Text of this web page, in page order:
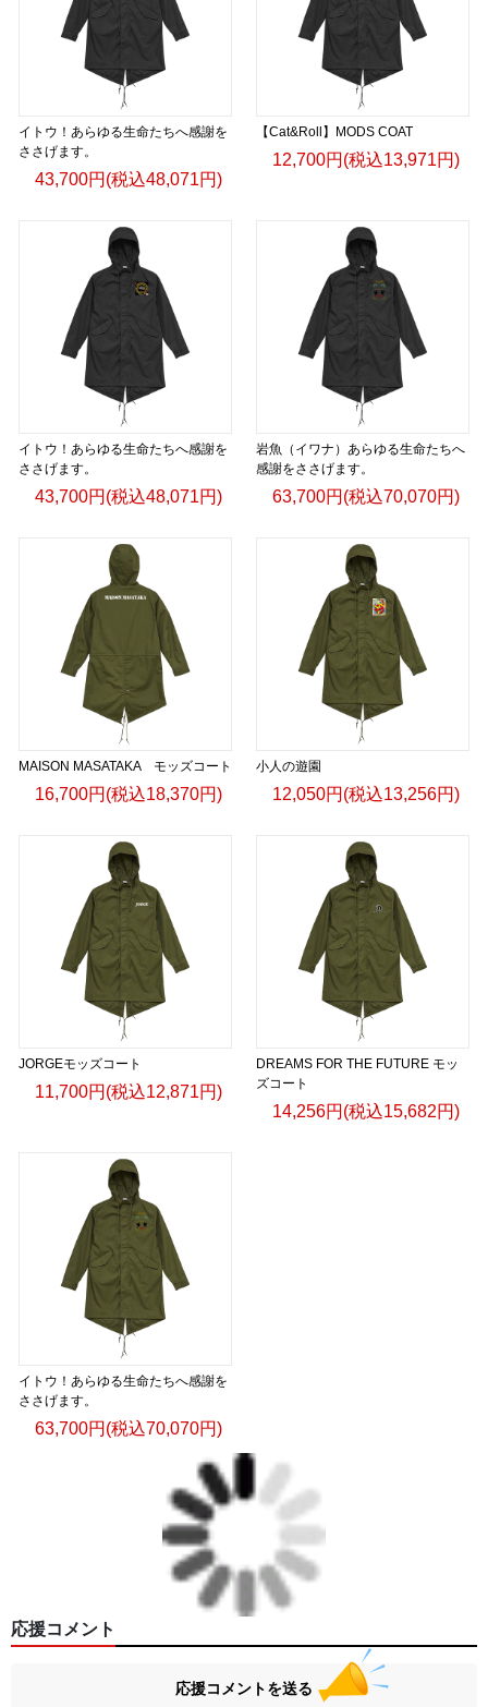
イトウ！あらゆる生命たちへ感謝を
ささげます。
43,700円(税込48,071円)
【Cat&Roll】MODS COAT
12,700円(税込13,971円)
イトウ！あらゆる生命たちへ感謝を
ささげます。
43,700円(税込48,071円)
岩魚（イワナ）あらゆる生命たちへ
感謝をささげます。
63,700円(税込70,070円)
MAISON MASATAKA モッズコート
16,700円(税込18,370円)
小人の遊園
12,050円(税込13,256円)
JORGEモッズコート
11,700円(税込12,871円)
DREAMS FOR THE FUTURE モッ
ズコート
14,256円(税込15,682円)
イトウ！あらゆる生命たちへ感謝を
ささげます。
63,700円(税込70,070円)
応援コメント
応援コメントを送る